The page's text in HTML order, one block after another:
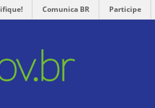
Comunica BR Participe